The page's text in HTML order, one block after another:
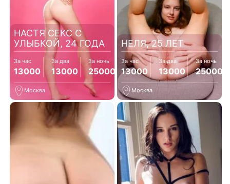
НАСТЯ СЕКС С
УЛЫБКОЙ, 24 ГОДА
За час
13000
За два
13000
За ночь
25000
Москва
НЕЛЯ, 25 ЛЕТ
За час
13000
За два
13000
За ночь
25000
Москва